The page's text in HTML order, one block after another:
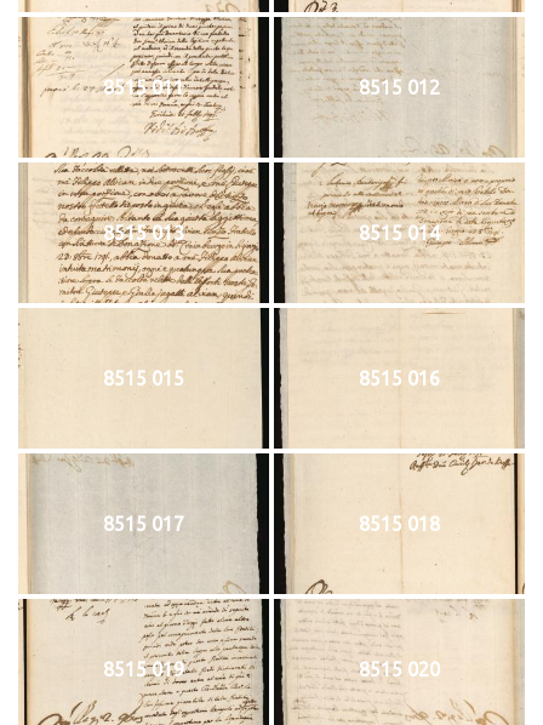
8515 011 8515 012
8515 013 8515 014
8515 015 8515 016
8515 017 8515 018
8515 019 8515 020